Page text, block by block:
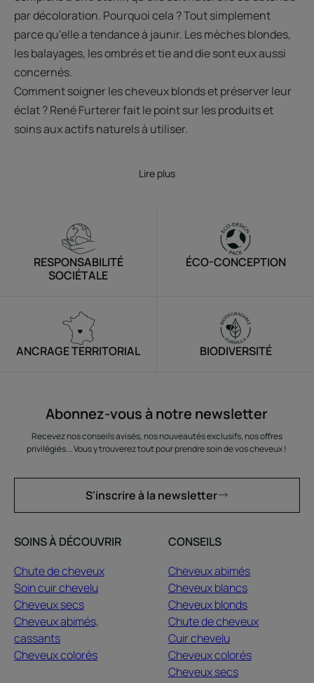
par décoloration. Pourquoi cela ? Tout simplement
parce qu’elle a tendance à jaunir. Les mèches blondes,
les balayages, les ombrés et tie and die sont eux aussi
concernés.
Comment soigner les cheveux blonds et préserver leur
éclat ? René Furterer fait le point sur les produits et
soins aux actifs naturels à utiliser.
Lire plus
RESPONSABILITÉ
SOCIÉTALE
ÉCO-CONCEPTION
ANCRAGE TERRITORIAL BIODIVERSITÉ
Abonnez-vous à notre newsletter
Recevez nos conseils avisés, nos nouveautés exclusifs, nos offres
privilégiés... Vous y trouverez tout pour prendre soin de vos cheveux !
S'inscrire à la newsletter
SOINS À DÉCOUVRIR
Chute de cheveux
Soin cuir chevelu
Cheveux secs
Cheveux abimés,
cassants
Cheveux colorés
CONSEILS
Cheveux abimés
Cheveux blancs
Cheveux blonds
Chute de cheveux
Cuir chevelu
Cheveux colorés
Cheveux secs